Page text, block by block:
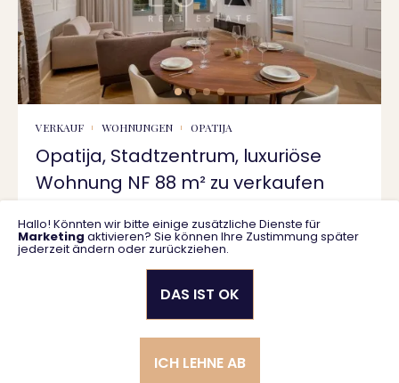
VERKAUF WOHNUNGEN OPATIJA
Opatija, Stadtzentrum, luxuriöse
Wohnung NF 88 m² zu verkaufen
88 m2 1.550.000 €
Datenschutzrichtlinie
Allgemeine Geschäftsbedingungen
Hallo! Könnten wir bitte einige zusätzliche Dienste für
Marketing aktivieren? Sie können Ihre Zustimmung später
jederzeit ändern oder zurückziehen.
ICH LEHNE AB
DAS IST OK